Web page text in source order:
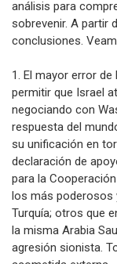
análisis para
sobrevenir. A partir
conclusiones.
1. El mayor error
permitir que Israel
negociando con
respuesta del
su unificación en
declaración de
para la
los más poderosos
Turquía; otros que
la misma Arabia
agresión sionista.